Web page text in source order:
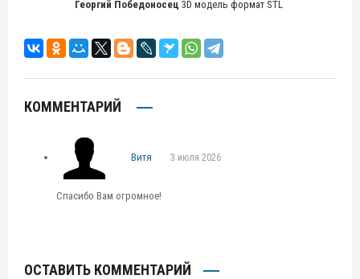
Георгий Победоносец 3D модель формат STL
КОММЕНТАРИЙ
Витя 3 июля 2026
Спасибо Вам огромное!
ОСТАВИТЬ КОММЕНТАРИЙ